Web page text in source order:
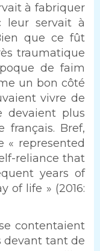
à fabriquer
leur servait à
que ce fût
traumatique
de faim
un bon côté
vivre de
devaient plus
français. Bref,
« represented
reliance that
years of
of life » (2016:
contentaient
devant tant de